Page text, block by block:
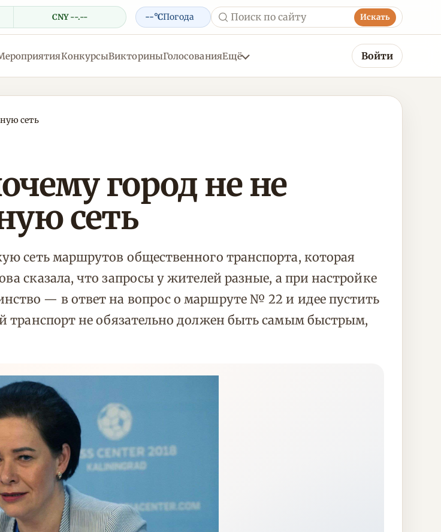
CNY --.-- --°CПогода Искать
КонкурсыВикториныГолосованияЕщё Войти
сеть
город не не
сеть
сеть маршрутов общественного транспорта, которая
сказала, что запросы у жителей разные, а при настройке
— в ответ на вопрос о маршруте № 22 и идее пустить
транспорт не обязательно должен быть самым быстрым,